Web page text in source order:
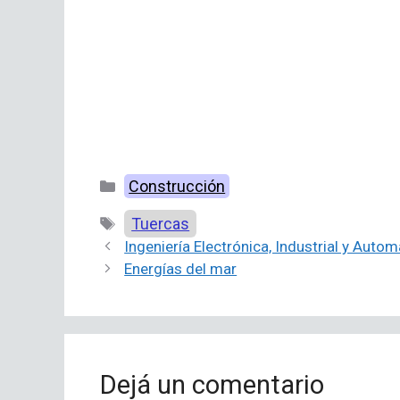
Categorías
Construcción
Etiquetas
Tuercas
Ingeniería Electrónica, Industrial y
Energías del mar
Dejá un comentario